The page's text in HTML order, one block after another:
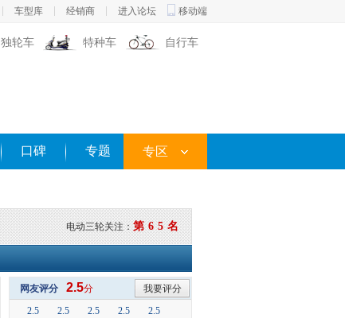
车型库 经销商 进入论坛 移动端
独轮车 特种车 自行车
口碑 专题 专区
电动三轮关注：第65名
网友评分 我要评分
2.5分
2.5
2.5 2.5 2.5 2.5